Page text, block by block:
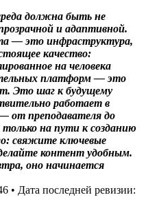
должна быть не
и адаптивной.
— это инфраструктура,
качество:
на человека
платформ — это
Это шаг к будущему
работает в
от преподавателя до
на пути к созданию
свяжите ключевые
контент удобным.
оно начинается
• Дата последней ревизии: